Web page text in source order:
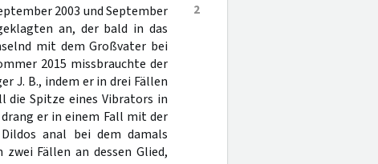
2
2003 und September
an, der bald in das
mit dem Großvater bei
2015 missbrauchte der
J. B., indem er in drei Fällen
die Spitze eines Vibrators in
drang er in einem Fall mit der
anal bei dem damals
Fällen an dessen Glied,